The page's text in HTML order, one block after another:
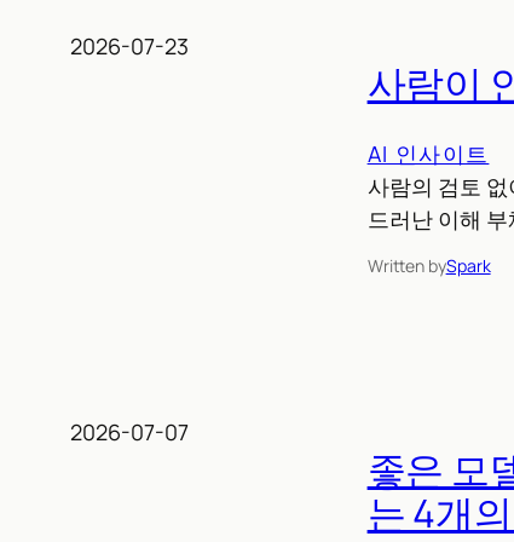
2026-07-23
사람이
AI 인사이트
사람의 검토
드러난 이해
Written bySpark
2026-07-07
좋은 모
는 4개